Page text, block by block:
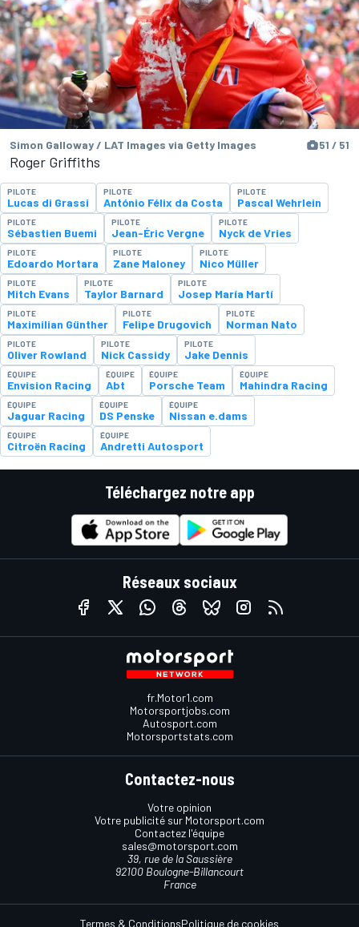
Simon Galloway / LAT Images via Getty Images 51 / 51
Roger Griffiths
PILOTE
Lucas di Grassi
PILOTE
António Félix da Costa
PILOTE
Pascal Wehrlein
PILOTE
Sébastien Buemi
PILOTE
Jean-Éric Vergne
PILOTE
Nyck de Vries
PILOTE
Edoardo Mortara
PILOTE
Zane Maloney
PILOTE
Nico Müller
PILOTE
Mitch Evans
PILOTE
Taylor Barnard
PILOTE
Josep María Martí
PILOTE
Maximilian Günther
PILOTE
Felipe Drugovich
PILOTE
Norman Nato
PILOTE
Oliver Rowland
PILOTE
Nick Cassidy
PILOTE
Jake Dennis
ÉQUIPE
Envision Racing
ÉQUIPE
Abt
ÉQUIPE
Porsche Team
ÉQUIPE
Mahindra Racing
ÉQUIPE
Jaguar Racing
ÉQUIPE
DS Penske
ÉQUIPE
Nissan e.dams
ÉQUIPE
Citroën Racing
ÉQUIPE
Andretti Autosport
Téléchargez notre app
Réseaux sociaux
fr.Motor1.com
Motorsportjobs.com
Autosport.com
Motorsportstats.com
Contactez-nous
Votre opinion
Votre publicité sur Motorsport.com
Contactez l'équipe
sales@motorsport.com
39, rue de la Saussière
92100 Boulogne-Billancourt
France
Termes & ConditionsPolitique de cookies